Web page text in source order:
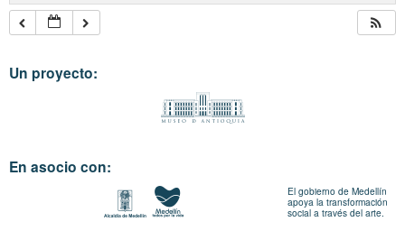
Un proyecto:
En asocio con:
El gobierno de Medellín
apoya la transformación
social a través del arte.